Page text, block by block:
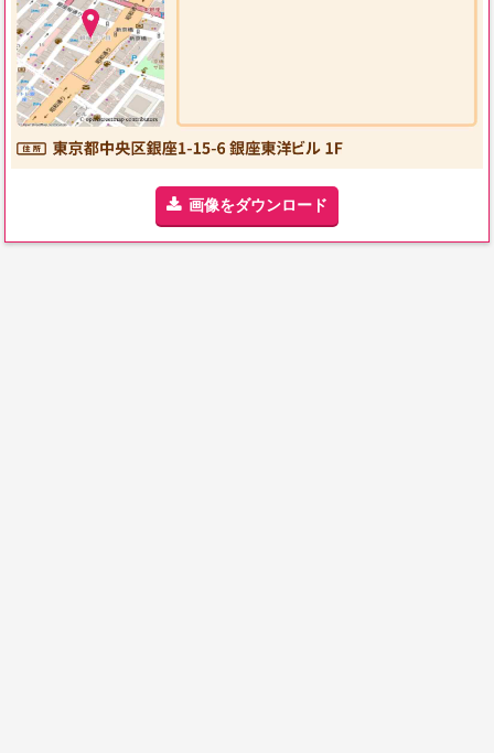
画像をダウンロード